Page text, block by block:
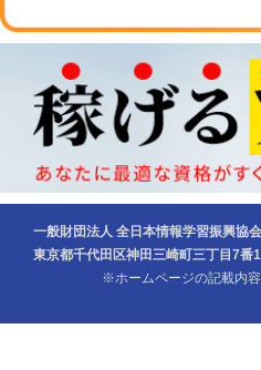
一般財団法人 全日本情報学習振興協会
東京都千代田区神田三崎町三丁目7
※ホームページの記載内